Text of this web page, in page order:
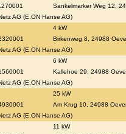
Sankelmarker Weg 12,
AG (E.ON Hanse AG)
4 kW
Birkenweg 8, 24988
AG (E.ON Hanse AG)
6 kW
Kallehoe 29, 24988
AG (E.ON Hanse AG)
25 kW
Am Krug 10, 24988
AG (E.ON Hanse AG)
11 kW